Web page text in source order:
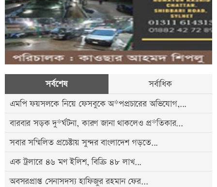
সর্বশেষ
সর্বাধিক
এমপি ফয়সলকে নিয়ে ফেসবুকে অ*পপ্রচারের অভিযোগ,...
বারবার সড়ক দু*র্ঘটনা, কারণ জানা থাকলেও প্র*তিকার...
সবার সম্মিলিত প্রচেষ্টায় সুন্দর বাংলাদেশ গড়তে...
এক ট্রলারে ৪৬ মণ ইলিশ, বিক্রি ৪৮ লাখ...
অবসরপ্রাপ্ত সেনাসদস্য হাফিজুর রহমান ফের...